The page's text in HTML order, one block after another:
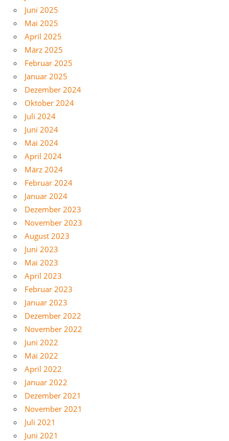
Juni 2025
Mai 2025
April 2025
März 2025
Februar 2025
Januar 2025
Dezember 2024
Oktober 2024
Juli 2024
Juni 2024
Mai 2024
April 2024
März 2024
Februar 2024
Januar 2024
Dezember 2023
November 2023
August 2023
Juni 2023
Mai 2023
April 2023
Februar 2023
Januar 2023
Dezember 2022
November 2022
Juni 2022
Mai 2022
April 2022
Januar 2022
Dezember 2021
November 2021
Juli 2021
Juni 2021